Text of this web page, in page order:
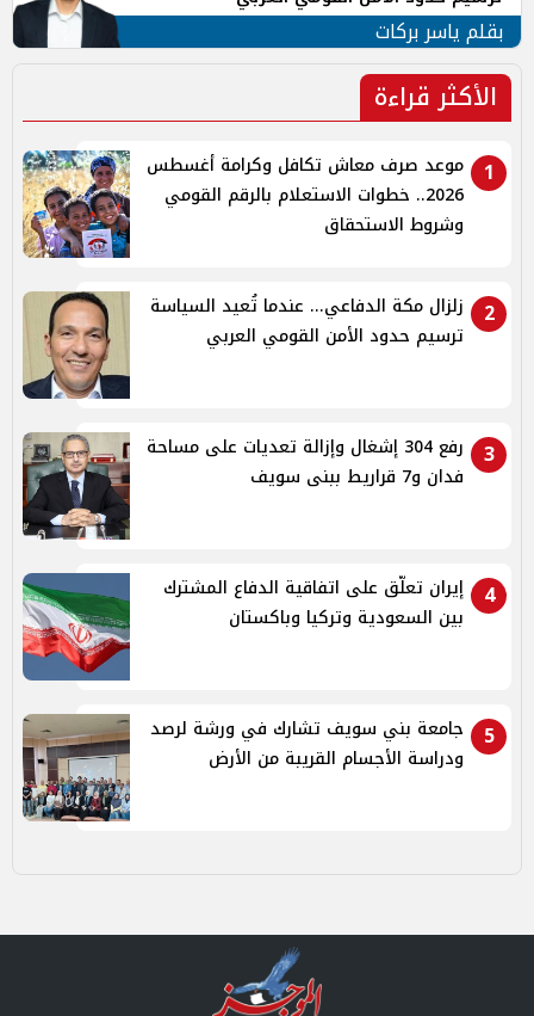
بقلم ياسر بركات
الأكثر قراءة
1
موعد صرف معاش تكافل وكرامة أغسطس
2026.. خطوات الاستعلام بالرقم القومي
وشروط الاستحقاق
2
زلزال مكة الدفاعي... عندما تُعيد السياسة
ترسيم حدود الأمن القومي العربي
3
رفع 304 إشغال وإزالة تعديات على مساحة
فدان و7 قراريط ببنى سويف
4
إيران تعلّق على اتفاقية الدفاع المشترك
بين السعودية وتركيا وباكستان
5
جامعة بني سويف تشارك في ورشة لرصد
ودراسة الأجسام القريبة من الأرض